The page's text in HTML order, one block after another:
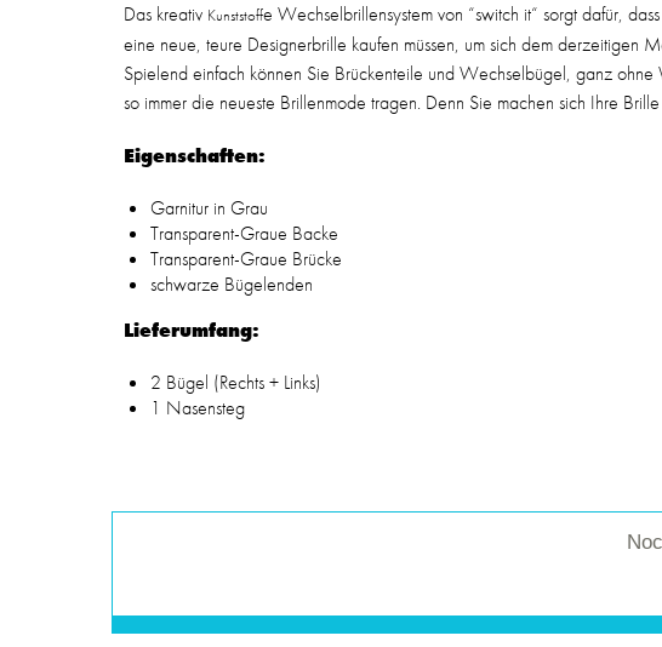
Das kreativ Kunststoffe Wechselbrillensystem von “switch it“ sorgt dafür,
eine neue, teure Designerbrille kaufen müssen, um sich dem derzeitigen
Spielend einfach können Sie Brückenteile und Wechselbügel, ganz ohne
so immer die neueste Brillenmode tragen. Denn Sie machen sich Ihre Brille
Eigenschaften:
Garnitur in Grau
Transparent-Graue Backe
Transparent-Graue Brücke
schwarze Bügelenden
Lieferumfang:
2 Bügel (Rechts + Links)
1 Nasensteg